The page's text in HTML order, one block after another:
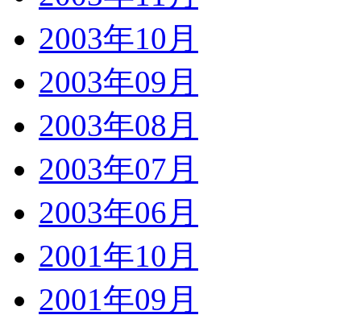
2003年10月
2003年09月
2003年08月
2003年07月
2003年06月
2001年10月
2001年09月